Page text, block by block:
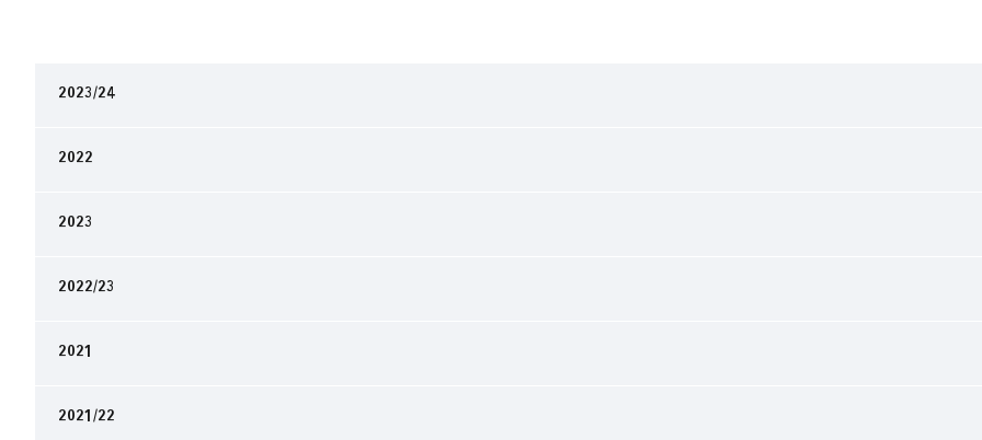
2023/24
2022
2023
2022/23
2021
2021/22